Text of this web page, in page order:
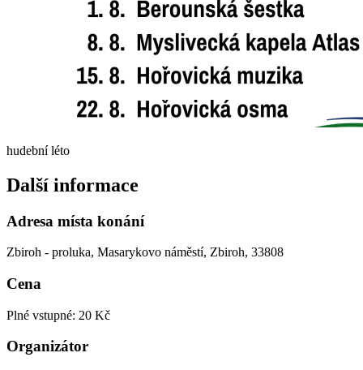
hudební léto
Další informace
Adresa místa konání
Zbiroh - proluka, Masarykovo náměstí, Zbiroh, 33808
Cena
Plné vstupné: 20 Kč
Organizátor